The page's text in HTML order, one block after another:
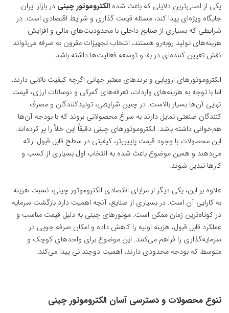
یکی از اصلی‌ترین دلایلی که باعث شده الکتروموتور چینی در بازار ایران
جایگاه ویژه‌ای پیدا کند، مسئله قیمت ‌گذاری و شرایط اقتصادی است. در
شرایطی که بسیاری از صنایع داخلی با محدودیت‌های مالی و افزایش
هزینه‌های تولید روبه‌رو هستند، انتخاب تجهیزات مقرون‌ به ‌صرفه می‌تواند
نقش تعیین ‌کننده‌ای در بقا و توسعه فعالیت‌ها داشته باشد.
الکتروموتورهای اروپایی و برندهای معتبر جهانی اگرچه کیفیت بالایی دارند،
اما با توجه به هزینه‌های واردات، تعرفه‌های گمرکی و نوسانات ارزی، قیمت
نهایی آن‌ها بسیار بالاست. در چنین شرایطی، تولیدکنندگان و مصرف‌
کنندگان صنعتی تمایل دارند به سراغ محصولاتی بروند که با بودجه آن‌ها
هم‌خوانی داشته باشد. الکتروموتورهای چینی دقیقاً این خلأ را پر کرده‌اند.
این محصولات با وجود قیمت پایین‌تر، کیفیتی در سطح قابل قبول ارائه
می‌دهند و همین موضوع باعث شده به انتخاب اول بسیاری از کسب ‌و
کارها تبدیل شوند.
علاوه بر این، یکی دیگر از مزایای اقتصادی الکتروموتور چینی، نسبت هزینه
به کارایی آن است. در بسیاری از صنایع، آنچه اهمیت دارد بازگشت سرمایه
در کوتاه‌ترین زمان ممکن است. موتورهای چینی به دلیل قیمت مناسب و
عملکرد قابل قبول، هزینه اولیه را کاهش داده و امکان صرفه ‌جویی در
سرمایه‌گذاری را فراهم می‌کنند. این موضوع برای واحدهای کوچک و
متوسط که بودجه محدودی دارند، اهمیت دوچندانی پیدا می‌کند.
تنوع محصولات و دسترسی آسان الکتروموتور چینی